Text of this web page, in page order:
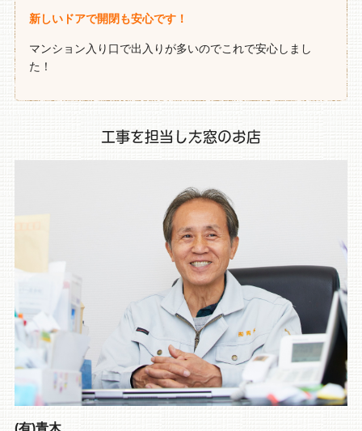
新しいドアで開閉も安心です！
マンション入り口で出入りが多いのでこれで安心しまし
た！
工事を担当した窓のお店